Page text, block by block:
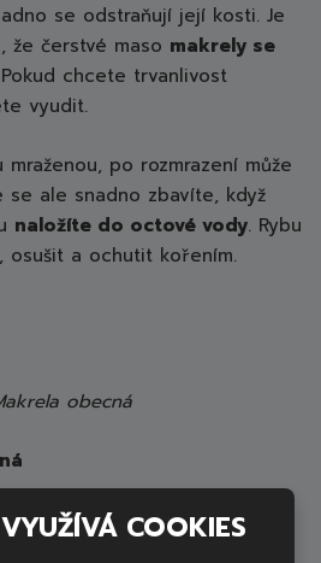
se odstraňují její kosti. Je
že čerstvé maso makrely se
chcete trvanlivost
vyudit.
po rozmrazení může
se ale snadno zbavíte, když
naložíte do octové vody. Rybu
a ochutit kořením.
COOKIES